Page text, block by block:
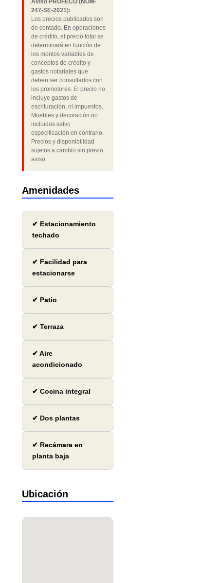
Aviso PROFECO (NOM-
247-SE-2021):
Los precios publicados son
de contado. En operaciones
de crédito, el precio total se
determinará en función de
los montos variables de
conceptos de crédito y
gastos notariales que
deben ser consultados con
los promotores. El precio no
incluye gastos de
escrituración, ni impuestos.
Muebles y decoración no
incluidos salvo
especificación en contrario.
Precios y disponibilidad
sujetos a cambio sin previo
aviso.
Amenidades
✔ Estacionamiento
techado
✔ Facilidad para
estacionarse
✔ Patio
✔ Terraza
✔ Aire
acondicionado
✔ Cocina integral
✔ Dos plantas
✔ Recámara en
planta baja
Ubicación